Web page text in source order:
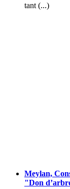
tant (...)
Meylan,
"Don